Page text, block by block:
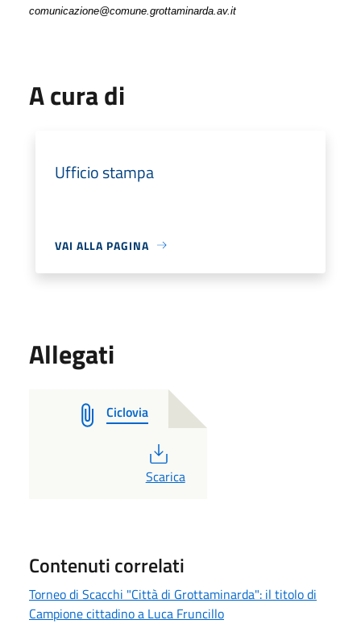
comunicazione@comune.grottaminarda.av.it
A cura di
Ufficio stampa
VAI ALLA PAGINA
Allegati
Ciclovia
PDF
Scarica
Contenuti correlati
Torneo di Scacchi "Città di Grottaminarda": il titolo di
Campione cittadino a Luca Fruncillo